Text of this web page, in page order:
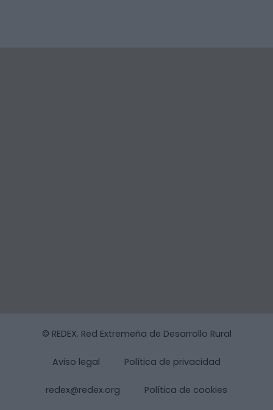
© REDEX. Red Extremeña de Desarrollo Rural
Aviso legal Política de privacidad
redex@redex.org Política de cookies